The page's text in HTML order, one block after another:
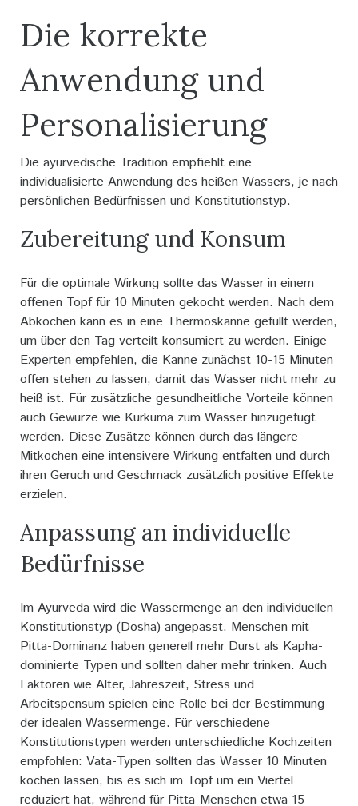
Die korrekte
Anwendung und
Personalisierung
Die ayurvedische Tradition empfiehlt eine
individualisierte Anwendung des heißen Wassers, je nach
persönlichen Bedürfnissen und Konstitutionstyp.
Zubereitung und Konsum
Für die optimale Wirkung sollte das Wasser in einem
offenen Topf für 10 Minuten gekocht werden. Nach dem
Abkochen kann es in eine Thermoskanne gefüllt werden,
um über den Tag verteilt konsumiert zu werden. Einige
Experten empfehlen, die Kanne zunächst 10-15 Minuten
offen stehen zu lassen, damit das Wasser nicht mehr zu
heiß ist. Für zusätzliche gesundheitliche Vorteile können
auch Gewürze wie Kurkuma zum Wasser hinzugefügt
werden. Diese Zusätze können durch das längere
Mitkochen eine intensivere Wirkung entfalten und durch
ihren Geruch und Geschmack zusätzlich positive Effekte
erzielen.
Anpassung an individuelle
Bedürfnisse
Im Ayurveda wird die Wassermenge an den individuellen
Konstitutionstyp (Dosha) angepasst. Menschen mit
Pitta-Dominanz haben generell mehr Durst als Kapha-
dominierte Typen und sollten daher mehr trinken. Auch
Faktoren wie Alter, Jahreszeit, Stress und
Arbeitspensum spielen eine Rolle bei der Bestimmung
der idealen Wassermenge. Für verschiedene
Konstitutionstypen werden unterschiedliche Kochzeiten
empfohlen: Vata-Typen sollten das Wasser 10 Minuten
kochen lassen, bis es sich im Topf um ein Viertel
reduziert hat, während für Pitta-Menschen etwa 15